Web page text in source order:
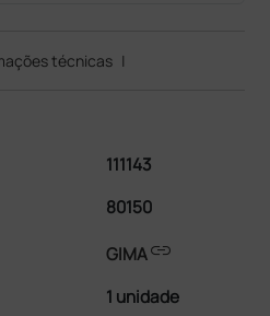
técnicas |
111143
80150
GIMAlink
1 unidade